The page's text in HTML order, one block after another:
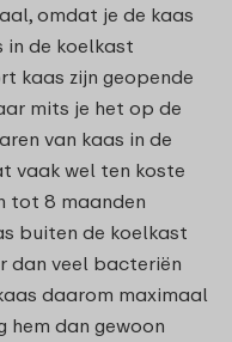
omdat je de kaas
in de koelkast
kaas zijn geopende
mits je het op de
van kaas in de
vaak wel ten koste
tot 8 maanden
buiten de koelkast
dan veel bacteriën
daarom maximaal
hem dan gewoon